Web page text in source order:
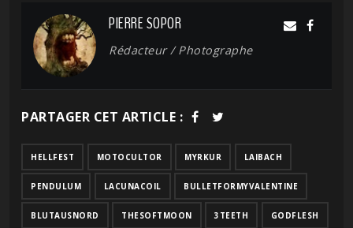
PIERRE SOPOR
Rédacteur / Photographe
PARTAGER CET ARTICLE :
HELLFEST MOTOCULTOR MYRKUR LAIBACH
PENDULUM LACUNACOIL BULLETFORMYVALENTINE
BLUTAUSNORD THESOFTMOON 3TEETH GODFLESH